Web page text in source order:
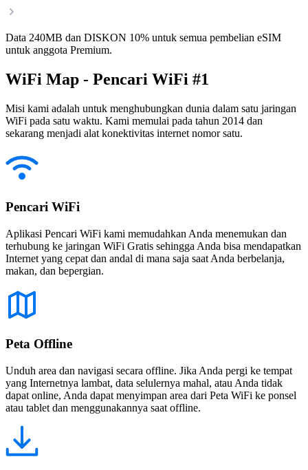
Data 240MB dan DISKON 10% untuk semua pembelian eSIM
untuk anggota Premium.
WiFi Map - Pencari WiFi #1
Misi kami adalah untuk menghubungkan dunia dalam satu jaringan
WiFi pada satu waktu. Kami memulai pada tahun 2014 dan
sekarang menjadi alat konektivitas internet nomor satu.
Pencari WiFi
Aplikasi Pencari WiFi kami memudahkan Anda menemukan dan
terhubung ke jaringan WiFi Gratis sehingga Anda bisa mendapatkan
Internet yang cepat dan andal di mana saja saat Anda berbelanja,
makan, dan bepergian.
Peta Offline
Unduh area dan navigasi secara offline. Jika Anda pergi ke tempat
yang Internetnya lambat, data selulernya mahal, atau Anda tidak
dapat online, Anda dapat menyimpan area dari Peta WiFi ke ponsel
atau tablet dan menggunakannya saat offline.